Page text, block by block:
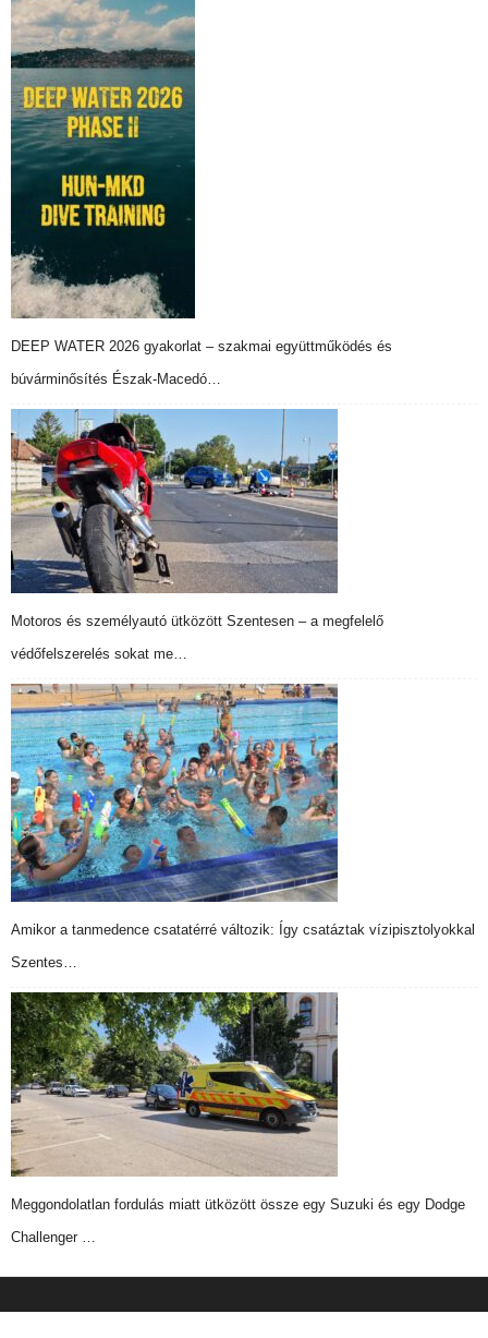
DEEP WATER 2026 gyakorlat – szakmai együttműködés és
búvárminősítés Észak-Macedó…
Motoros és személyautó ütközött Szentesen – a megfelelő
védőfelszerelés sokat me…
Amikor a tanmedence csatatérré változik: Így csatáztak vízipisztolyokkal
Szentes…
Meggondolatlan fordulás miatt ütközött össze egy Suzuki és egy Dodge
Challenger …